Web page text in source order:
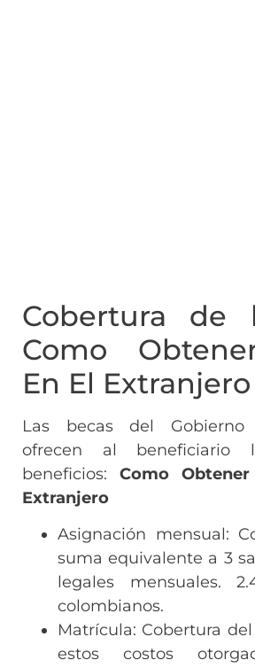
Cobertura de
Como
En El Extranjero
Las becas del Gobierno
ofrecen al beneficiario
beneficios:Como
Extranjero
Asignación mensual:
suma equivalente a 3
legales mensuales.
colombianos.
Matrícula: Cobertura
estos costos